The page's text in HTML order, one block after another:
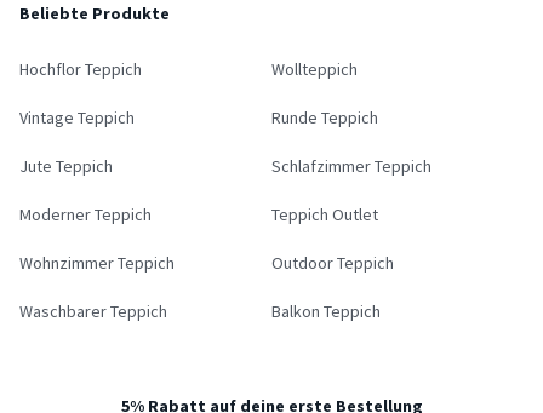
Beliebte Produkte
Hochflor Teppich Wollteppich
Vintage Teppich Runde Teppich
Jute Teppich Schlafzimmer Teppich
Moderner Teppich Teppich Outlet
Wohnzimmer Teppich Outdoor Teppich
Waschbarer Teppich Balkon Teppich
5% Rabatt auf deine erste Bestellung